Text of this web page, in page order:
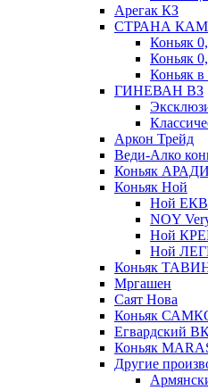
Арегак КЗ
СТРАНА
Коньяк
Коньяк
Коньяк в
ГИНЕВАН ВЗ
Аркон Трейд
Веди-Алко
Коньяк
Коньяк Ной
Ной
NOY
Ной
Ной
Коньяк
Мргашен
Саят Нова
Коньяк
Егвардский
Коньяк
Другие